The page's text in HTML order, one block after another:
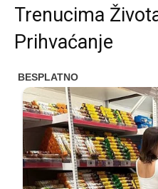
Trenucima
Prihvaćanje